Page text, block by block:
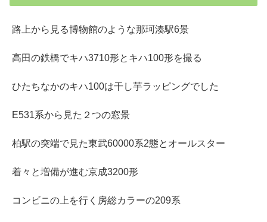
路上から見る博物館のような那珂湊駅6景
高田の鉄橋でキハ3710形とキハ100形を撮る
ひたちなかのキハ100は干し芋ラッピングでした
E531系から見た２つの窓景
柏駅の突端で見た東武60000系2態とオールスター
着々と増備が進む京成3200形
コンビニの上を行く房総カラーの209系